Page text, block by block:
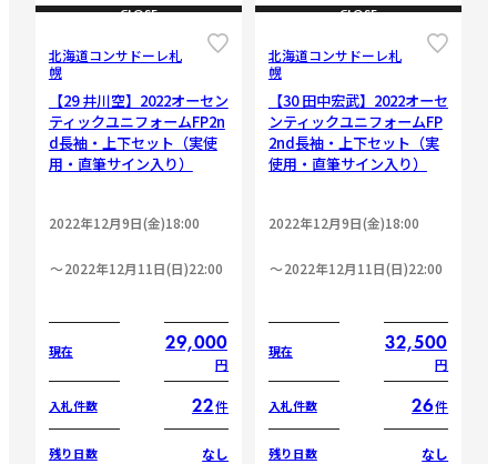
CLOSE
北海道コンサドーレ札
幌
【29 井川空】2022オーセン
ティックユニフォームFP2n
d長袖・上下セット（実使
用・直筆サイン入り）
2022年12月9日(金)18:00
2022年12月11日(日)22:00
現在 29,000
円
入札件数 22件
残り日数 なし
CLOSE
北海道コンサドーレ札
幌
【30 田中宏武】2022オーセ
ンティックユニフォームFP
2nd長袖・上下セット（実
使用・直筆サイン入り）
2022年12月9日(金)18:00
2022年12月11日(日)22:00
現在 32,500
円
入札件数 26件
残り日数 なし